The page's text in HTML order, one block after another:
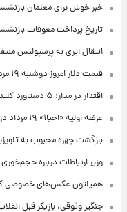
خبر خوش برای معلمان
تاریخ پرداخت معوقات
انتقال ایری به پرسپولیس
قیمت دلار امروز دوشنبه ۱۹ مرداد ۱۴۰۵/ افزایش قیمت دلار
اقتدار در مدار؛ ۵ دستاورد کلیدی هوافضای ایران با موتور هوش مصنوعی
عرضه اولیه «احیا۱» ۱۹ مرداد در فرابورس
بازگشت چهره محبوب به
وزیر ارتباطات درباره
همیلتون عکس‌های خصوصی کیم‌
چنگیز وثوقی، بازیگر قبلِ